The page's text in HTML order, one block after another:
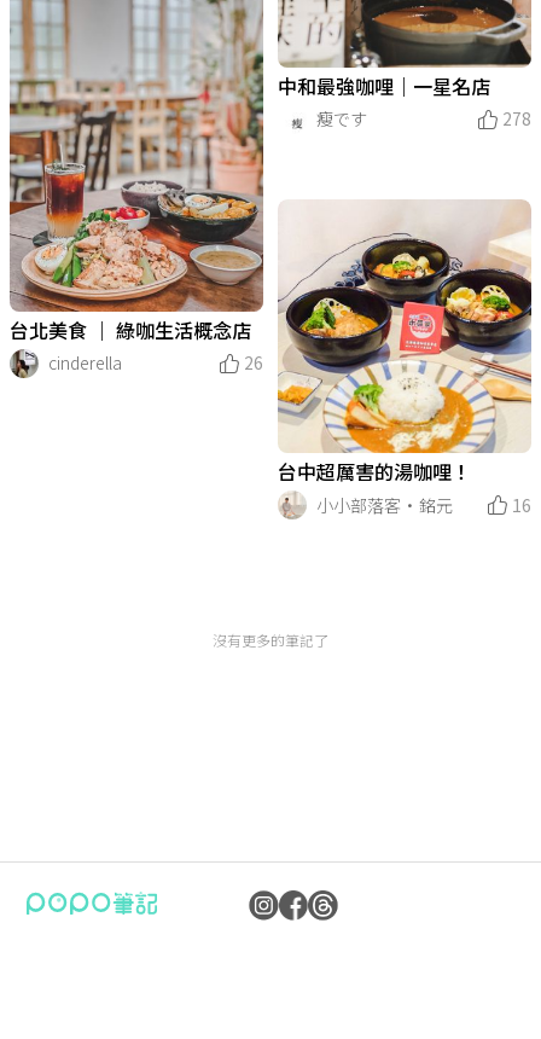
中和最強咖哩｜一星名店
瘦です
278
台北美食 ｜ 綠咖生活概念店
cinderella
26
台中超厲害的湯咖哩！
小小部落客·銘元
16
沒有更多的筆記了